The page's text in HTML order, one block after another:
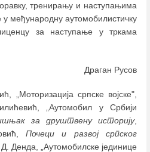
тренирању и наступањима
у међународну аутомобилистичку
за наступање у тркама
Драган Русов
„Моторизација српске војске",
„Аутомобил у Србији
за друштвену историју,
Почеци и развој српског
Д. Денда, „Аутомобилске јединице